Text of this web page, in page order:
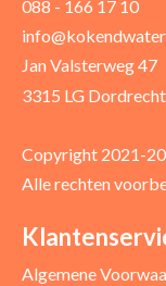
088 - 166 17 10
Jan Valsterweg 47
3315 LG Dordrecht
Copyright 2021-
Alle rechten
Algemene